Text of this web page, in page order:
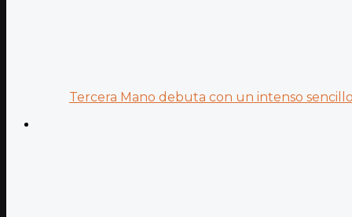
Tercera Mano debuta con un intenso